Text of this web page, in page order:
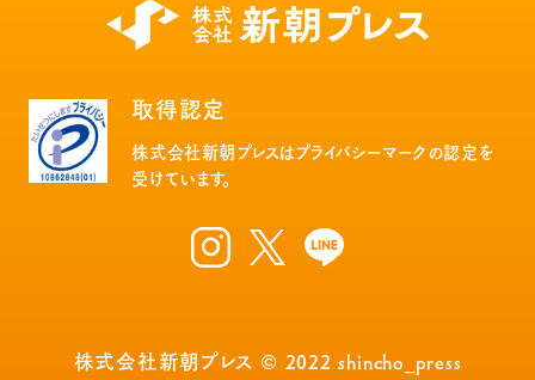
取得認定
株式会社新朝プレスはプライバシーマークの認定を
受けています。
株式会社新朝プレス © 2022 shincho_press